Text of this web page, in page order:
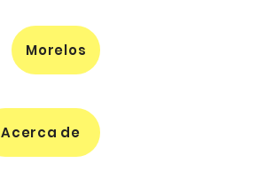
Morelos
Acerca de